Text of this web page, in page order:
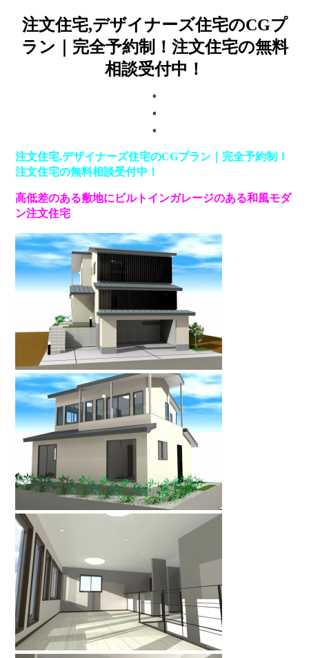
注文住宅,デザイナーズ住宅のCGプ
ラン｜完全予約制！注文住宅の無料
相談受付中！
注文住宅,デザイナーズ住宅のCGプラン｜完全予約制！
注文住宅の無料相談受付中！
高低差のある敷地にビルトインガレージのある和風モダ
ン注文住宅